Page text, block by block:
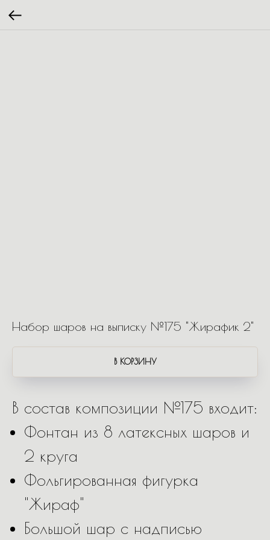
Набор шаров на выписку №175 "Жирафик 2"
В КОРЗИНУ
В состав композиции №175 входит:
Фонтан из 8 латексных шаров и
2 круга
Фольгированная фигурка
"Жираф"
Большой шар с надписью